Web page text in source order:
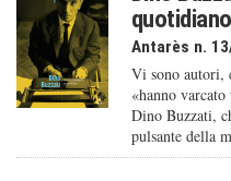
quotidiano
Antarès n.
Vi sono autori,
«hanno
Dino Buzzati,
pulsante della